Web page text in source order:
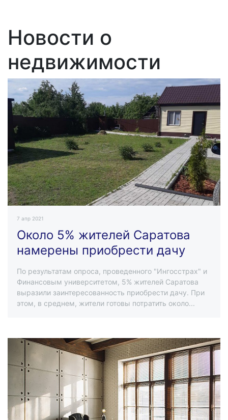
Новости о
недвижимости
7 апр 2021
Около 5% жителей Саратова
намерены приобрести дачу
По результатам опроса, проведенного "Ингосстрах" и
Финансовым университетом, 5% жителей Саратова
выразили заинтересованность приобрести дачу. При
этом, в среднем, жители готовы потратить около...